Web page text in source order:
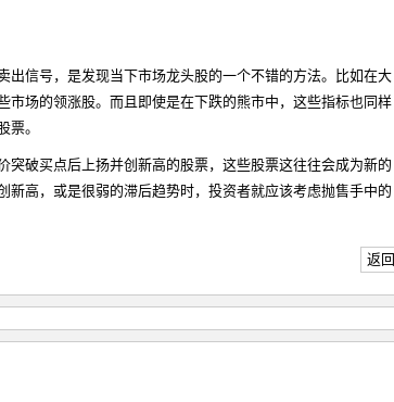
出信号，是发现当下市场龙头股的一个不错的方法。比如在大
场的领涨股。而且即使是在下跌的熊市中，这些指标也同样
票。
突破买点后上扬并创新高的股票，这些股票这往往会成为新的
高，或是很弱的滞后趋势时，投资者就应该考虑抛售手中的
返回